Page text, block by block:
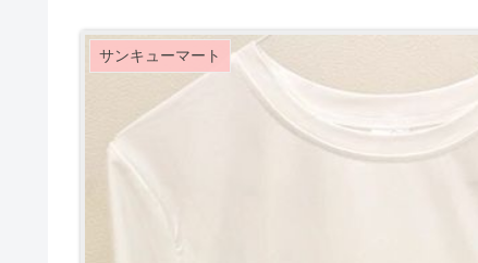
サンキューマート